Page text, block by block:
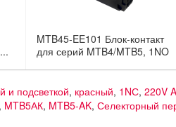
MTB45-EE101 Блок-контакт
для серий MTB4/MTB5, 1NO
и подсветкой, красный, 1NС, 220V
, MTB5АК, MTB5-AK, Селекторный